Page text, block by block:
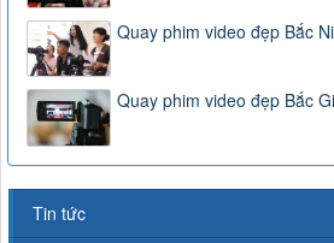
Quay phim video đẹp Bắc
Quay phim video đẹp Bắc
Tin tức